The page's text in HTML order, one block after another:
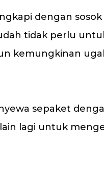
dengan
tidak perlu
kemungkinan
sepaket
lagi untuk